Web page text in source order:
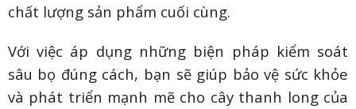
chất lượng sản phẩm cuối cùng.
Với việc áp dụng những biện pháp kiểm soát
sâu bọ đúng cách, bạn sẽ giúp bảo vệ sức khỏe
và phát triển mạnh mẽ cho cây thanh long của